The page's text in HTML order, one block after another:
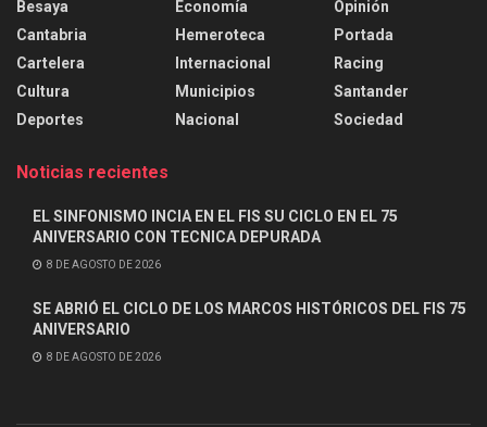
Besaya
Cantabria
Cartelera
Cultura
Deportes
Economía
Hemeroteca
Internacional
Municipios
Nacional
Opinión
Portada
Racing
Santander
Sociedad
Noticias recientes
EL SINFONISMO INCIA EN EL FIS SU CICLO EN EL 75
ANIVERSARIO CON TECNICA DEPURADA
8 DE AGOSTO DE 2026
SE ABRIÓ EL CICLO DE LOS MARCOS HISTÓRICOS DEL FIS 75
ANIVERSARIO
8 DE AGOSTO DE 2026